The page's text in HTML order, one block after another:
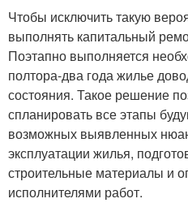
Чтобы исключить такую
выполнять капитальный
Поэтапно выполняется
полтора-два года жилье
состояния. Такое решение
спланировать все этапы
возможных выявленных
эксплуатации жилья,
строительные материалы и
исполнителями работ.